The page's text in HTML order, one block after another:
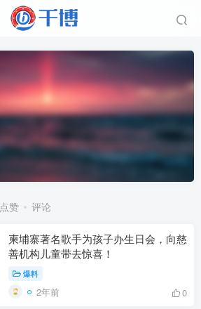
点赞 评论
柬埔寨著名歌手为孩子办生日会，向慈
善机构儿童带去惊喜！
爆料
2年前 0